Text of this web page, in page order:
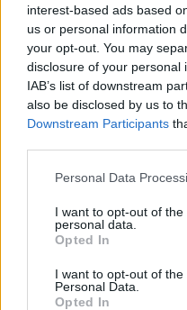
interest-based ads based
us or personal information
your opt-out. You may
disclosure of your personal
IAB’s list of downstream
also be disclosed by us to
Downstream Participants
Personal Data
I want to opt-out of
personal data.
Opted In
I want to opt-out of the
Personal Data.
Opted In
När bryggeriet
antingen slänga alla
etiketter. Men att
att märka om dem för
på en annan lösning:
var.